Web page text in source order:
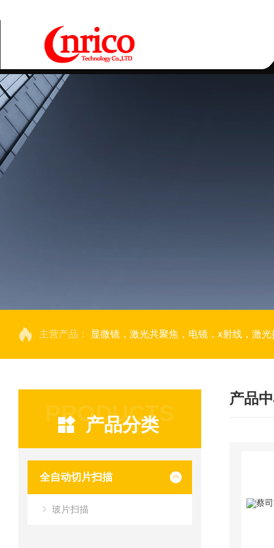
主营产品： 显微镜，激光共聚焦，电镜，x射线，激光捕获显微切割，荧光成像系统，
PRODUCTS
产品分类
全自动切片扫描
玻片扫描
产品